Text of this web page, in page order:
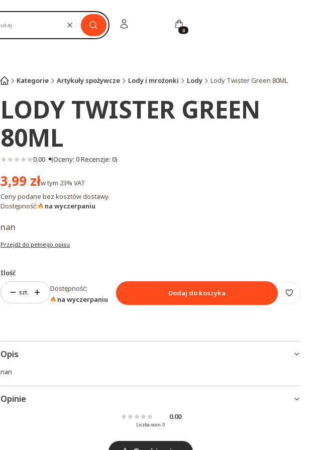
Wyczyść Szukaj
Zaloguj się Koszyk
Kategorie Artykuły spożywcze Lody i mrożonki Lody Lody Twister Green 80ML
LODY TWISTER GREEN
80ML
0.00 (Oceny: 0 Recenzje: 0)
Cena
3,99 złw tym 23% VAT
Ceny podane bez kosztów dostawy.
Dostępność:
na wyczerpaniu
nan
Przejdź do pełnego opisu
Ilość
szt.
Dostępność:
na wyczerpaniu
Dodaj do koszyka
Opis
nan
Opinie
0.00
Liczba ocen: 0